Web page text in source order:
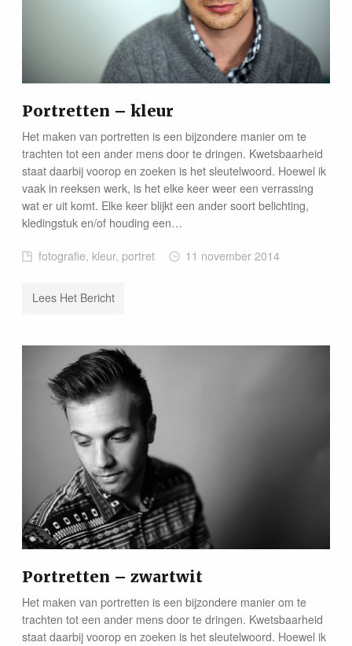
Portretten – kleur
Het maken van portretten is een bijzondere manier om te
trachten tot een ander mens door te dringen. Kwetsbaarheid
staat daarbij voorop en zoeken is het sleutelwoord. Hoewel ik
vaak in reeksen werk, is het elke keer weer een verrassing
wat er uit komt. Elke keer blijkt een ander soort belichting,
kledingstuk en/of houding een…
fotografie, kleur, portret 11 november 2014
Lees Het Bericht
Portretten – zwartwit
Het maken van portretten is een bijzondere manier om te
trachten tot een ander mens door te dringen. Kwetsbaarheid
staat daarbij voorop en zoeken is het sleutelwoord. Hoewel ik